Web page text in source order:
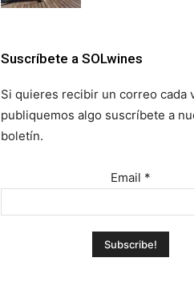
Suscríbete a SOLwines
Si quieres recibir un correo cada
publiquemos algo suscríbete a
boletín.
Email *